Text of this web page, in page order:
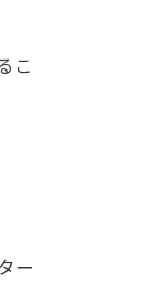
こ
ー